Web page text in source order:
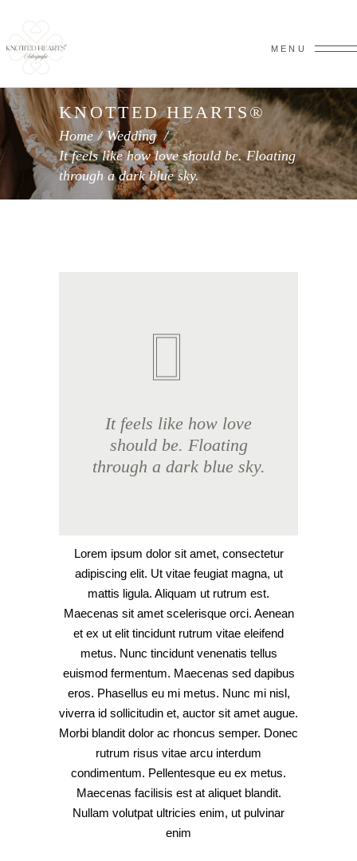
MENU
KNOTTED HEARTS®
Home/Wedding/
It feels like how love should be. Floating
through a dark blue sky.
It feels like how love
should be. Floating
through a dark blue sky.
Lorem ipsum dolor sit amet, consectetur
adipiscing elit. Ut vitae feugiat magna, ut
mattis ligula. Aliquam ut rutrum est.
Maecenas sit amet scelerisque orci. Aenean
et ex ut elit tincidunt rutrum vitae eleifend
metus. Nunc tincidunt venenatis tellus
euismod fermentum. Maecenas sed dapibus
eros. Phasellus eu mi metus. Nunc mi nisl,
viverra id sollicitudin et, auctor sit amet augue.
Morbi blandit dolor ac rhoncus semper. Donec
rutrum risus vitae arcu interdum
condimentum. Pellentesque eu ex metus.
Maecenas facilisis est at aliquet blandit.
Nullam volutpat ultricies enim, ut pulvinar
enim